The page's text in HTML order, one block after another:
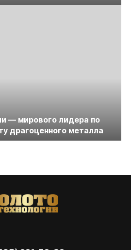
— мирового лидера по
драгоценного металла